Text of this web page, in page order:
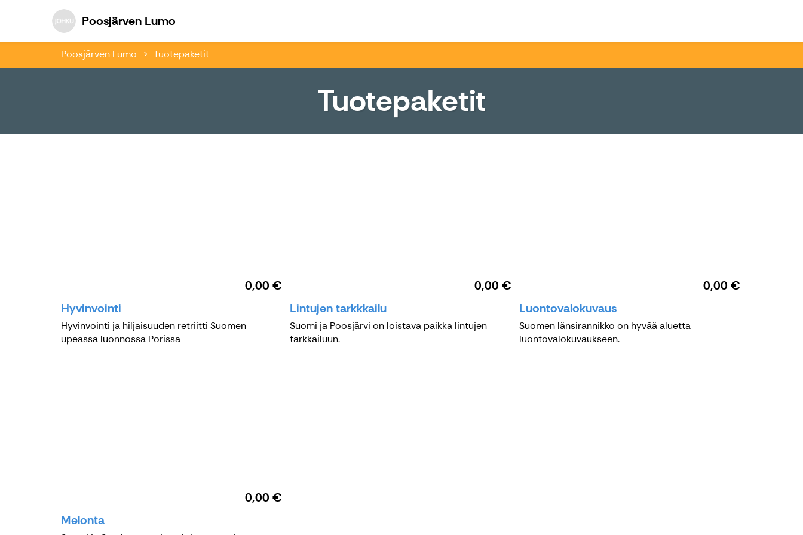
Poosjärven Lumo
Poosjärven Lumo Tuotepaketit
Tuotepaketit
0,00 €
Hyvinvointi
Hyvinvointi ja hiljaisuuden retriitti Suomen
upeassa luonnossa Porissa
0,00 €
Lintujen tarkkkailu
Suomi ja Poosjärvi on loistava paikka lintujen
tarkkailuun.
0,00 €
Luontovalokuvaus
Suomen länsirannikko on hyvää aluetta
luontovalokuvaukseen.
0,00 €
Melonta